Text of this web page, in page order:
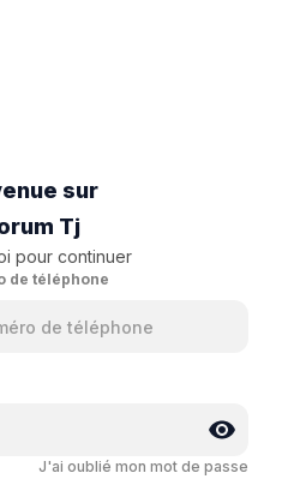
sur
Tj
pour continuer
de téléphone
J'ai oublié mon mot de passe